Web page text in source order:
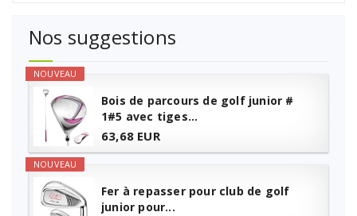
Nos suggestions
NOUVEAU
Bois de parcours de golf junior #
1#5 avec tiges...
63,68 EUR
NOUVEAU
Fer à repasser pour club de golf
junior pour...